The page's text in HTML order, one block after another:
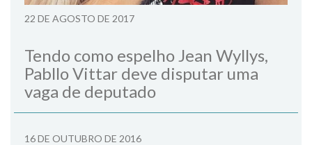
22 DE AGOSTO DE 2017
Tendo como espelho Jean Wyllys,
Pabllo Vittar deve disputar uma
vaga de deputado
16 DE OUTUBRO DE 2016